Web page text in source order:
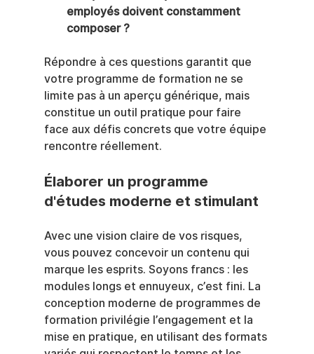
employés doivent constamment
composer ?
Répondre à ces questions garantit que
votre programme de formation ne se
limite pas à un aperçu générique, mais
constitue un outil pratique pour faire
face aux défis concrets que votre équipe
rencontre réellement.
Élaborer un programme
d'études moderne et stimulant
Avec une vision claire de vos risques,
vous pouvez concevoir un contenu qui
marque les esprits. Soyons francs : les
modules longs et ennuyeux, c’est fini. La
conception moderne de programmes de
formation privilégie l’engagement et la
mise en pratique, en utilisant des formats